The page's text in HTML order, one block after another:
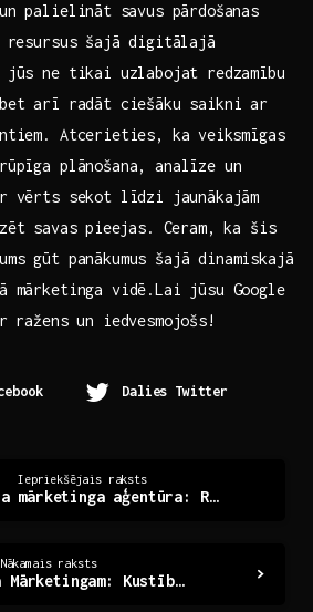
palielināt⁤ savus pārdošanas
resursus šajā digitālajā
jūs ne‍ tikai uzlabojat redzamību
bet arī radāt ciešāku saikni ar
Atcerieties, ka ⁣veiksmīgas
plānošana, analīze un
vērts sekot līdzi jaunākajām
⁤savas⁤ pieejas. Ceram, ka šis⁢
gūt ‍panākumus šajā dinamiskajā
mārketinga vidē.Lai jūsu Google
ražens un iedvesmojošs!
Dalies Twitter
Iepriekšējais raksts
Kontenta mārketinga aģentūra: Radošums un izaugsme
Nākamais raksts
Fotogrāfija Mārketingam: Kustību no Attēla līdz Pārdošanai